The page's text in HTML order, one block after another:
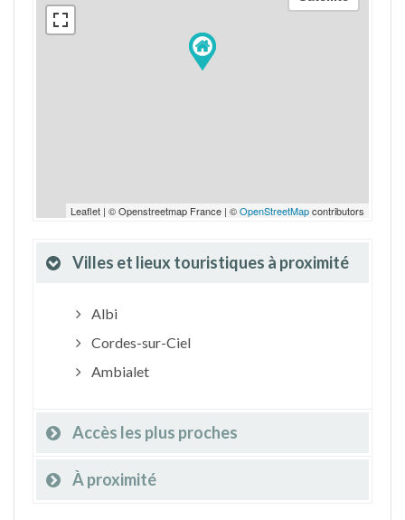
Leaflet | © Openstreetmap France | ©OpenStreetMapcontributors
Villes et lieux touristiques à proximité
Albi
Cordes-sur-Ciel
Ambialet
Accès les plus proches
À proximité